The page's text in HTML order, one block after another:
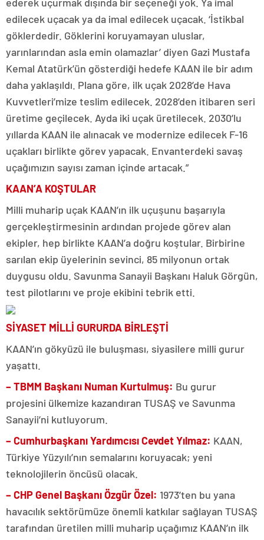
edilecek uçacak ya da imal edilecek uçacak. ‘İstikbal
göklerdedir. Göklerini koruyamayan uluslar,
yarınlarından asla emin olamazlar’ diyen Gazi Mustafa
Kemal Atatürk’ün gösterdiği hedefe KAAN ile bir adım
daha yaklaşıldı. Plana göre, ilk uçak 2028’de Hava
Kuvvetleri’mize teslim edilecek. 2028’den itibaren seri
üretime geçilecek. Ayda iki uçak üretilecek. 2030’lu
yıllarda KAAN ile alınacak ve modernize edilecek F-16
uçakları birlikte görev yapacak. Envanterdeki savaş
uçağımızın sayısı zaman içinde artacak.”
KAAN’A KOŞTULAR
Milli muharip uçak KAAN’ın ilk uçuşunu başarıyla
gerçekleştirmesinin ardından projede görev alan
ekipler, hep birlikte KAAN’a doğru koştular. Birbirine
sarılan ekip üyelerinin sevinci, 85 milyonun ortak
duygusu oldu. Savunma Sanayii Başkanı Haluk Görgün,
test pilotlarını ve proje ekibini tebrik etti.
SİYASET MİLLİ GURURDA BİRLEŞTİ
KAAN’ın gökyüzü ile buluşması, siyasilere milli gurur
yaşattı.
– TBMM Başkanı Numan Kurtulmuş: Bu gurur
projesini ülkemize kazandıran TUSAŞ ve Savunma
Sanayii’ni kutluyorum.
– Cumhurbaşkanı Yardımcısı Cevdet Yılmaz: KAAN,
Türkiye Yüzyılı’nın semalarını koruyacak; yeni
teknolojilerin öncüsü olacak.
– CHP Genel Başkanı Özgür Özel: 1973’ten bu yana
havacılık sektörümüze önemli katkılar sağlayan TUSAŞ
tarafından üretilen milli muharip uçağımız KAAN’ın ilk